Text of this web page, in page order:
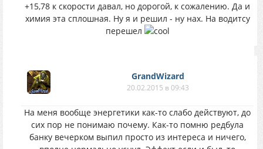
+15,78 к скорости давал, но дорогой, к сожалению. Да и
химия эта сплошная. Ну я и решил - ну нах. На водитсу
перешел
GrandWizard
20.02.2015 в 09:43
На меня вообще энергетики как-то слабо действуют, до
сих пор не понимаю почему. Как-то помню редбула
банку вечерком выпил просто из интереса и ничего,